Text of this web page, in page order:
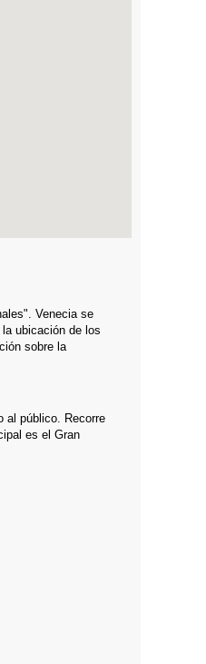
Venecia se
ubicación de los
sobre la
al público. Recorre
es el Gran